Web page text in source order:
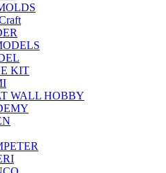
KIT
WALL HOBBY